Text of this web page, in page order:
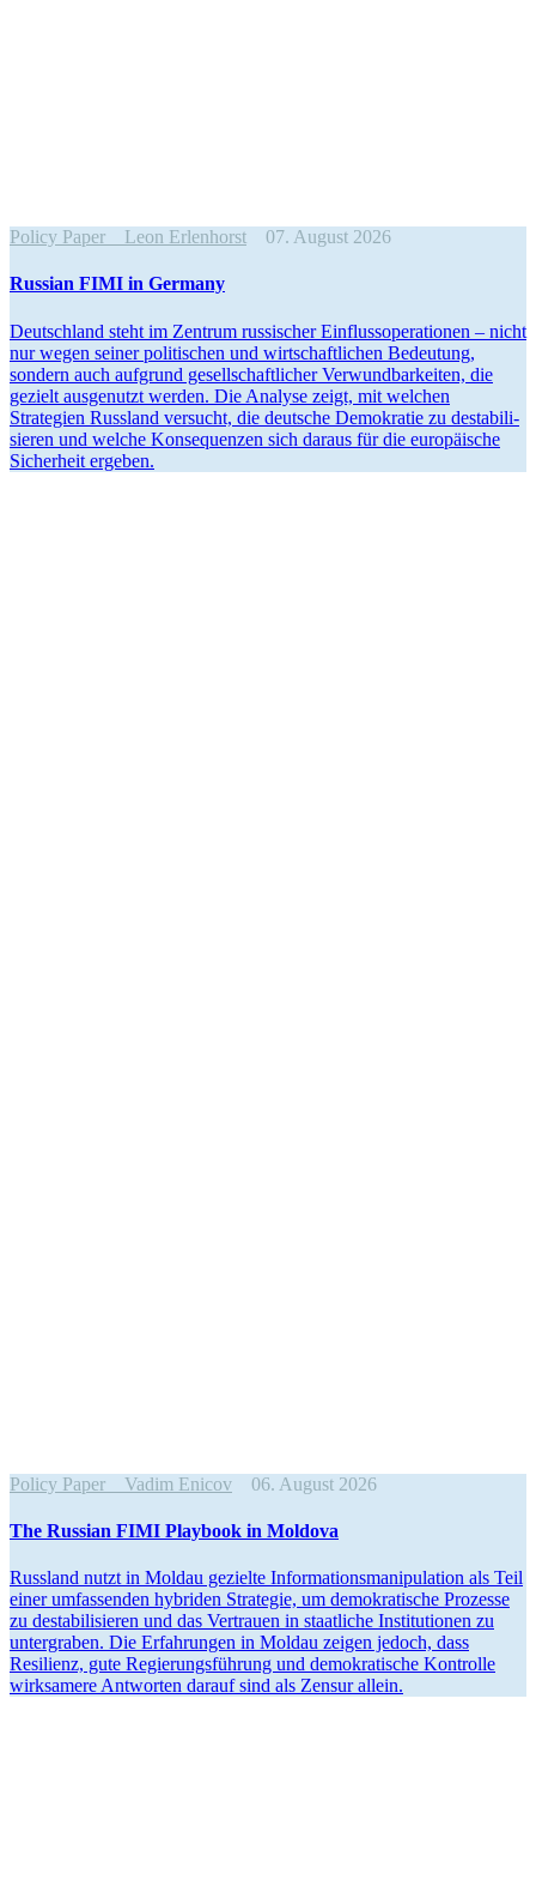
Policy Paper Leon Erlenhorst 07. August 2026
Russian FIMI in Germany
Deutschland steht im Zentrum russi­scher Einfluss­ope­ra­tionen – nicht
nur wegen seiner politi­schen und wirtschaft­lichen Bedeutung,
sondern auch aufgrund gesell­schaft­licher Verwund­bar­keiten, die
gezielt ausge­nutzt werden. Die Analyse zeigt, mit welchen
Strategien Russland versucht, die deutsche Demokratie zu desta­bi­li­
sieren und welche Konse­quenzen sich daraus für die europäische
Sicherheit ergeben.
Policy Paper Vadim Enicov 06. August 2026
The Russian FIMI Playbook in Moldova
Russland nutzt in Moldau gezielte Infor­ma­ti­ons­ma­ni­pu­lation als Teil
einer umfas­senden hybriden Strategie, um demokra­tische Prozesse
zu desta­bi­li­sieren und das Vertrauen in staat­liche Insti­tu­tionen zu
unter­graben. Die Erfah­rungen in Moldau zeigen jedoch, dass
Resilienz, gute Regie­rungs­führung und demokra­tische Kontrolle
wirksamere Antworten darauf sind als Zensur allein.